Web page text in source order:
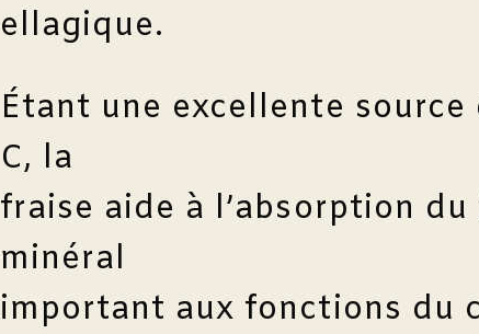
ellagique.
Étant une excellente source
C, la
fraise aide à l’absorption du
minéral
important aux fonctions du